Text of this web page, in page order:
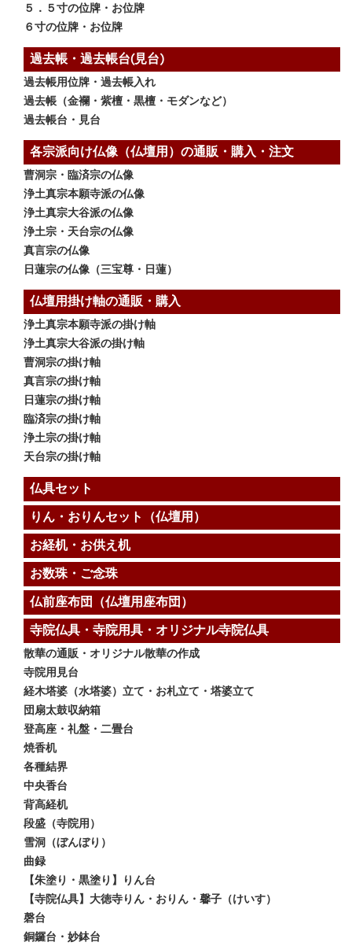
５．５寸の位牌・お位牌
６寸の位牌・お位牌
過去帳・過去帳台(見台)
過去帳用位牌・過去帳入れ
過去帳（金襴・紫檀・黒檀・モダンなど）
過去帳台・見台
各宗派向け仏像（仏壇用）の通販・購入・注文
曹洞宗・臨済宗の仏像
浄土真宗本願寺派の仏像
浄土真宗大谷派の仏像
浄土宗・天台宗の仏像
真言宗の仏像
日蓮宗の仏像（三宝尊・日蓮）
仏壇用掛け軸の通販・購入
浄土真宗本願寺派の掛け軸
浄土真宗大谷派の掛け軸
曹洞宗の掛け軸
真言宗の掛け軸
日蓮宗の掛け軸
臨済宗の掛け軸
浄土宗の掛け軸
天台宗の掛け軸
仏具セット
りん・おりんセット（仏壇用）
お経机・お供え机
お数珠・ご念珠
仏前座布団（仏壇用座布団）
寺院仏具・寺院用具・オリジナル寺院仏具
散華の通販・オリジナル散華の作成
寺院用見台
経木塔婆（水塔婆）立て・お札立て・塔婆立て
団扇太鼓収納箱
登高座・礼盤・二畳台
焼香机
各種結界
中央香台
背高経机
段盛（寺院用）
雪洞（ぼんぼり）
曲録
【朱塗り・黒塗り】りん台
【寺院仏具】大徳寺りん・おりん・馨子（けいす）
磬台
銅鑼台・妙鉢台